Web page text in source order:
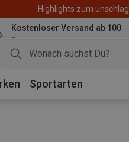
Highlights zum
Kostenloser Versand ab 100
Euro
Sportarten